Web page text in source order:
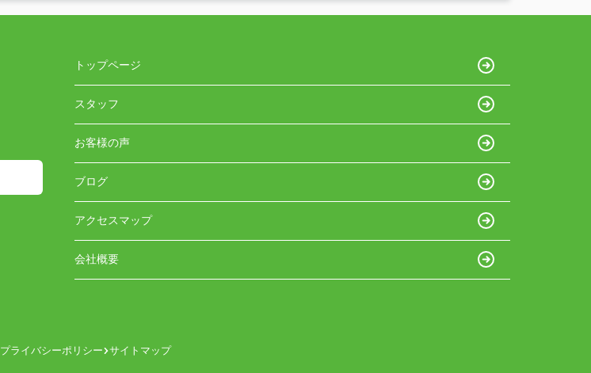
トップページ
スタッフ
お客様の声
ブログ
アクセスマップ
会社概要
プライバシーポリシー サイトマップ